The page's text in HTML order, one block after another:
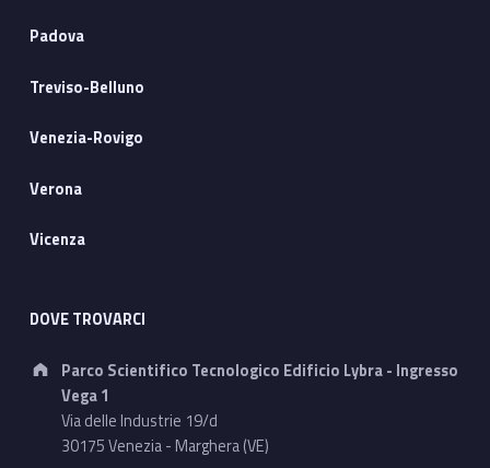
Padova
Treviso-Belluno
Venezia-Rovigo
Verona
Vicenza
DOVE TROVARCI
Address:
Parco Scientifico Tecnologico Edificio Lybra - Ingresso
Vega 1
Via delle Industrie 19/d
30175 Venezia - Marghera (VE)